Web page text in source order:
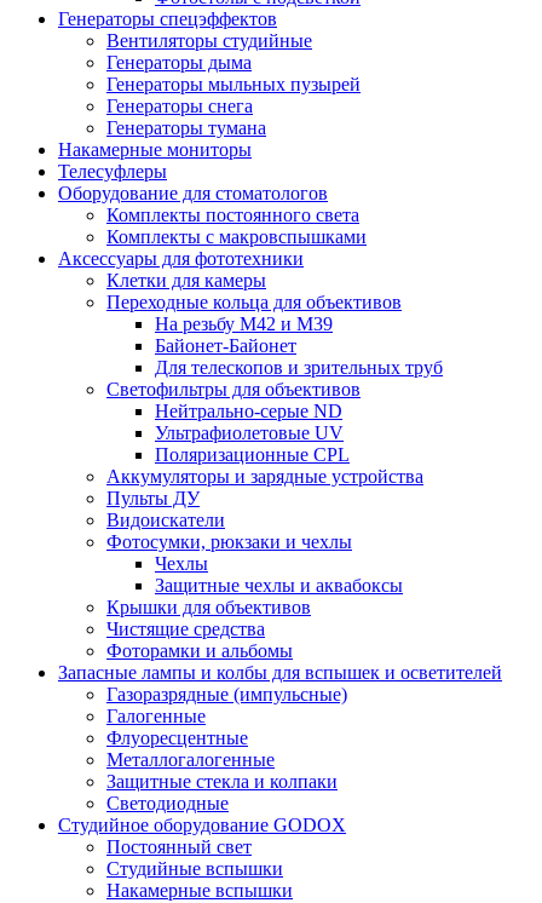
Генераторы спецэффектов
Вентиляторы студийные
Генераторы дыма
Генераторы мыльных пузырей
Генераторы снега
Генераторы тумана
Накамерные мониторы
Телесуфлеры
Оборудование для стоматологов
Комплекты постоянного света
Комплекты с макровспышками
Аксессуары для фототехники
Клетки для камеры
Переходные кольца для объективов
На резьбу М42 и М39
Байонет-Байонет
Для телескопов и зрительных труб
Светофильтры для объективов
Нейтрально-серые ND
Ультрафиолетовые UV
Поляризационные CPL
Аккумуляторы и зарядные устройства
Пульты ДУ
Видоискатели
Фотосумки, рюкзаки и чехлы
Чехлы
Защитные чехлы и аквабоксы
Крышки для объективов
Чистящие средства
Фоторамки и альбомы
Запасные лампы и колбы для вспышек и осветителей
Газоразрядные (импульсные)
Галогенные
Флуоресцентные
Металлогалогенные
Защитные стекла и колпаки
Светодиодные
Студийное оборудование GODOX
Постоянный свет
Студийные вспышки
Накамерные вспышки